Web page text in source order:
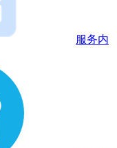
服务内